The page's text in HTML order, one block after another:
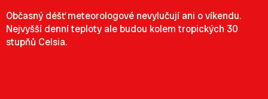
Občasný déšť meteorologové nevylučují ani o víkendu.
Nejvyšší denní teploty ale budou kolem tropických 30
stupňů Celsia.